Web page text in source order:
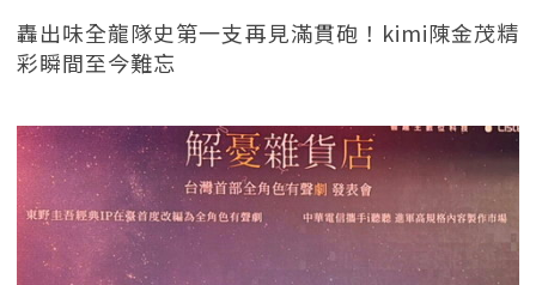
轟出味全龍隊史第一支再見滿貫砲！kimi陳金茂精
彩瞬間至今難忘